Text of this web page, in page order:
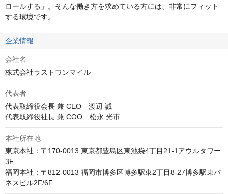
ロールする」。そんな働き方を求めている方には、非常にフィット
する環境です。
企業情報
会社名
株式会社ラストワンマイル
代表者
代表取締役会長 兼 CEO　渡辺 誠
代表取締役社長 兼 COO　松永 光市
本社所在地
東京本社：〒170-0013 東京都豊島区東池袋4丁目21-1アウルタワー
3F
福岡本社：〒812-0013 福岡市博多区博多駅東2丁目8-27博多駅東パ
ネスビル2F/6F